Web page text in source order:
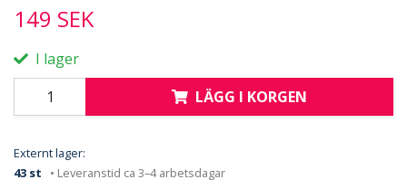
149 SEK
I lager
LÄGG I KORGEN
Externt lager:
43 st
• Leveranstid ca 3–4 arbetsdagar